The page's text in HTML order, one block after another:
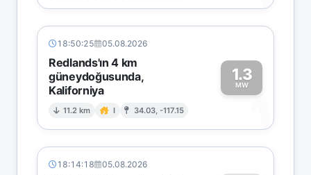
18:50:25 05.08.2026
Redlands'ın 4 km
güneydoğusunda,
Kaliforniya
11.2 km I 34.03, -117.15
1.3
MW
1
18:14:18 05.08.2026